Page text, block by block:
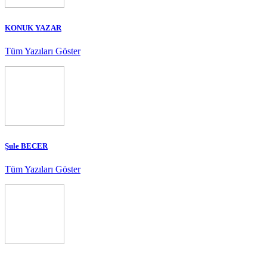
KONUK YAZAR
Tüm Yazıları Göster
Şule BECER
Tüm Yazıları Göster